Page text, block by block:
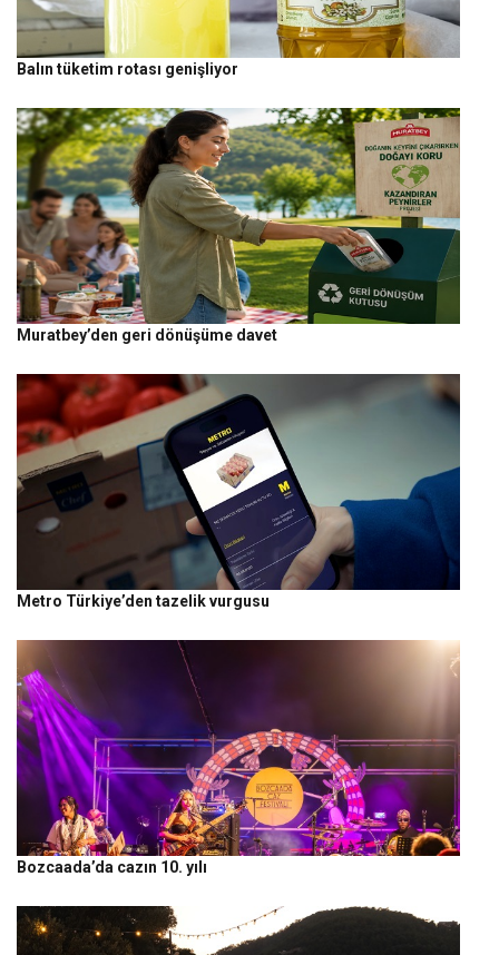
Balın tüketim rotası genişliyor
Muratbey’den geri dönüşüme davet
Metro Türkiye’den tazelik vurgusu
Bozcaada’da cazın 10. yılı